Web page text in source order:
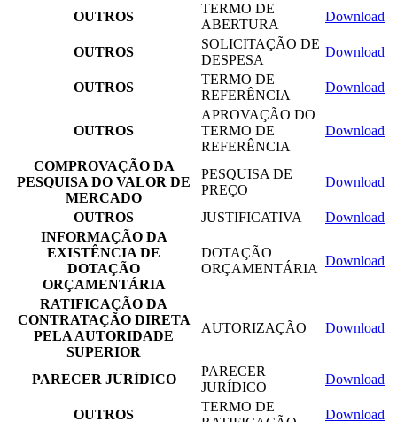
OUTROS
TERMO DE
ABERTURA
Download
OUTROS
SOLICITAÇÃO DE
DESPESA
Download
OUTROS
TERMO DE
REFERÊNCIA
Download
OUTROS
APROVAÇÃO DO
TERMO DE
REFERÊNCIA
Download
COMPROVAÇÃO DA
PESQUISA DO VALOR DE
MERCADO
PESQUISA DE
PREÇO
Download
OUTROS JUSTIFICATIVA
Download
INFORMAÇÃO DA
EXISTÊNCIA DE
DOTAÇÃO
ORÇAMENTÁRIA
DOTAÇÃO
ORÇAMENTÁRIA
Download
RATIFICAÇÃO DA
CONTRATAÇÃO DIRETA
PELA AUTORIDADE
SUPERIOR
AUTORIZAÇÃO Download
PARECER JURÍDICO
PARECER
JURÍDICO
Download
OUTROS
TERMO DE
Download